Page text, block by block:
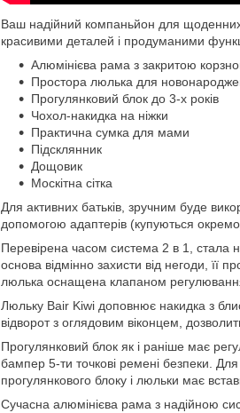
Ваш надійний компаньйон для щоденних
красивими деталей і продуманими
Алюмінієва рама з закритою
Простора люлька для
Прогулянковий блок до 3-х років
Чохол-накидка на ніжки
Практична сумка для мами
Підсклянник
Дощовик
Москітна сітка
Для активних батьків, зручним буде
допомогою адаптерів (купуються
Перевірена часом система 2 в 1, стала
основа відмінно захисти від негоди, її
люлька оснащена клапаном регулювання
Люльку Bair Kiwi доповнює накидка з
відворот з оглядовим віконцем,
Прогулянковий блок як і раніше має
бампер 5-ти точкові ремені безпеки.
прогулянкового блоку і люльки має
Сучасна алюмінієва рама з надійною